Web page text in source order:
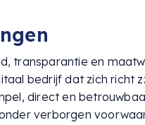
transparantie en
bedrijf dat zich richt
direct en
verborgen